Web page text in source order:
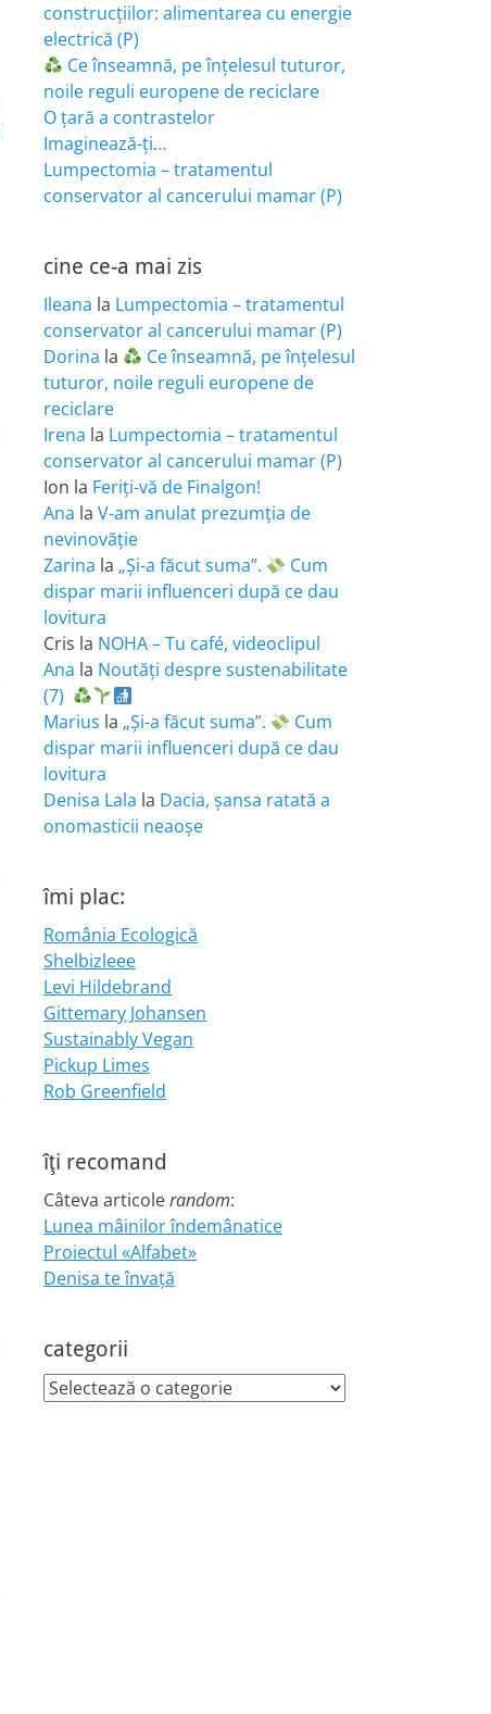
construcțiilor: alimentarea cu energie
electrică (P)
Ce înseamnă, pe înțelesul tuturor,
noile reguli europene de reciclare
O țară a contrastelor
Imaginează-ți…
Lumpectomia – tratamentul
conservator al cancerului mamar (P)
cine ce-a mai zis
Ileana la Lumpectomia – tratamentul
conservator al cancerului mamar (P)
Dorina la
Ce înseamnă, pe înțelesul
tuturor, noile reguli europene de
reciclare
Irena la Lumpectomia – tratamentul
conservator al cancerului mamar (P)
Ion la Feriţi-vă de Finalgon!
Ana la V-am anulat prezumția de
nevinovăție
Zarina la „Și-a făcut suma”.
Cum
dispar marii influenceri după ce dau
lovitura
Cris la NOHA – Tu café, videoclipul
Ana la Noutăți despre sustenabilitate
(7)
Marius la „Și-a făcut suma”.
Cum
dispar marii influenceri după ce dau
lovitura
Denisa Lala la Dacia, șansa ratată a
onomasticii neaoșe
îmi plac:
România Ecologică
Shelbizleee
Levi Hildebrand
Gittemary Johansen
Sustainably Vegan
Pickup Limes
Rob Greenfield
îţi recomand
Câteva articolerandom:
Lunea mâinilor îndemânatice
Proiectul «Alfabet»
Denisa te învaţă
categorii
categorii